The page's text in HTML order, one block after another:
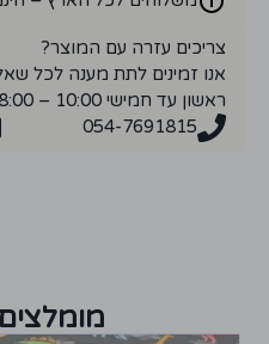
צריכים עזרה עם המוצר?
אנו זמינים לתת מענה לכל
ראשון עד חמישי 10:00 – 18:00
054-7691815